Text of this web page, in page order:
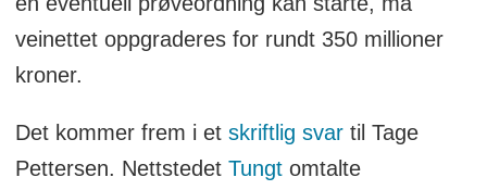
byline på artikkelen står datoen for når
den ble publisert første gang.
veinettet oppgraderes for rundt 350 millioner
kroner.
Det kommer frem i etskriftlig svartil Tage
Pettersen. Nettstedet Tungtomtalte